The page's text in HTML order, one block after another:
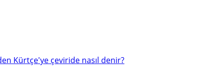
Kürtçe'ye çeviride nasıl denir?